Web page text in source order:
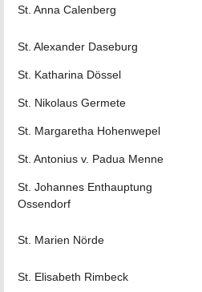
St. Anna Calenberg
St. Alexander Daseburg
St. Katharina Dössel
St. Nikolaus Germete
St. Margaretha Hohenwepel
St. Antonius v. Padua Menne
St. Johannes Enthauptung
Ossendorf
St. Marien Nörde
St. Elisabeth Rimbeck